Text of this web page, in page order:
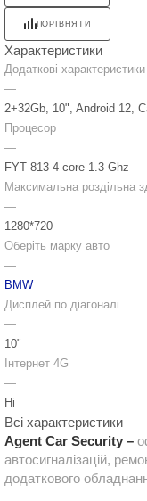
ПОРІВНЯТИ
Характеристики
Додаткові характеристики
—
2+32Gb, 10", Android 12,
Процесор
—
FYT 813 4 core 1.3 Ghz
Максимальна роздільна
—
1280*720
Оберіть марку авто
—
BMW
Дисплей по діагоналі
—
10"
Інтернет 4G
—
Ні
Всі характеристики
Agent Car Security –
автосигналізацій,
додаткового